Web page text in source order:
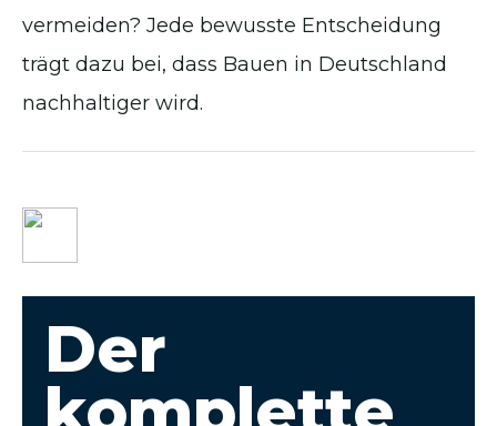
vermeiden? Jede bewusste Entscheidung
trägt dazu bei, dass Bauen in Deutschland
nachhaltiger wird.
Der